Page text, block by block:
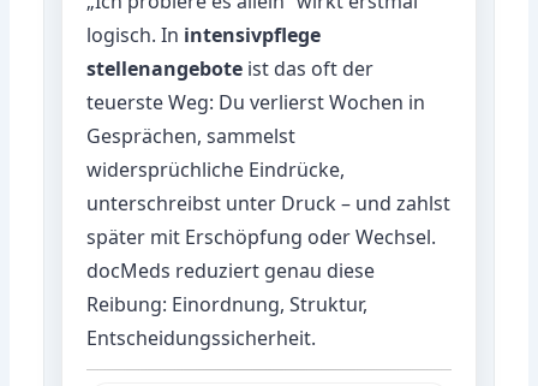
logisch. In intensivpflege
stellenangebote ist das oft der
teuerste Weg: Du verlierst Wochen in
Gesprächen, sammelst
widersprüchliche Eindrücke,
unterschreibst unter Druck – und zahlst
später mit Erschöpfung oder Wechsel.
docMeds reduziert genau diese
Reibung: Einordnung, Struktur,
Entscheidungssicherheit.